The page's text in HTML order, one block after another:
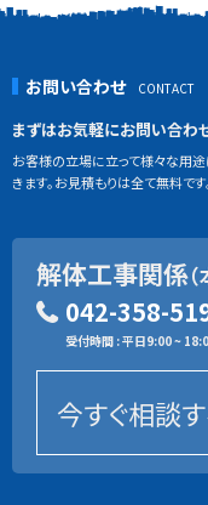
お問い合わせ
まずはお気軽にお問い合わせ
お客様の立場に立って様々な用
きます。お見積もりは全て無料です
解体工事関係
042-358-
受付時間 : 平日9:00 ~
今すぐ相談